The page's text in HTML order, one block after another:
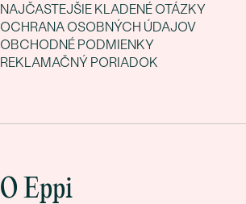
NAJČASTEJŠIE KLADENÉ OTÁZKY
OCHRANA OSOBNÝCH ÚDAJOV
OBCHODNÉ PODMIENKY
REKLAMAČNÝ PORIADOK
O Eppi